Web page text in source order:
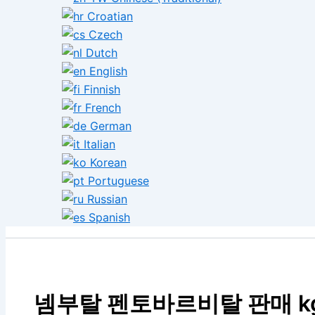
Croatian
Czech
Dutch
English
Finnish
French
German
Italian
Korean
Portuguese
Russian
Spanish
넴부탈 펜토바르비탈 판매